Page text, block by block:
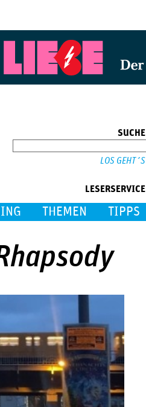
SUCHE
LESERSERVICE
THEMEN TIPPS